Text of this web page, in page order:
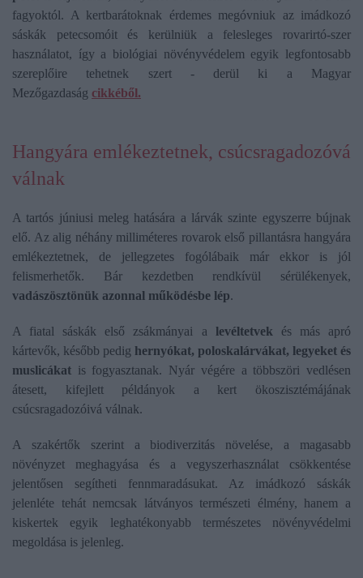
fagyoktól. A kertbarátoknak érdemes megóvniuk az imádkozó
sáskák petecsomóit és kerülniük a felesleges rovarirtó-szer
használatot, így a biológiai növényvédelem egyik legfontosabb
szereplőire tehetnek szert - derül ki a Magyar
Mezőgazdaság cikkéből.
Hangyára emlékeztetnek, csúcsragadozóvá
válnak
A tartós júniusi meleg hatására a lárvák szinte egyszerre bújnak
elő. Az alig néhány milliméteres rovarok első pillantásra hangyára
emlékeztetnek, de jellegzetes fogólábaik már ekkor is jól
felismerhetők. Bár kezdetben rendkívül sérülékenyek,
vadászösztönük azonnal működésbe lép.
A fiatal sáskák első zsákmányai a levéltetvek és más apró
kártevők, később pedig hernyókat, poloskalárvákat, legyeket és
muslicákat is fogyasztanak. Nyár végére a többszöri vedlésen
átesett, kifejlett példányok a kert ökoszisztémájának
csúcsragadozóivá válnak.
A szakértők szerint a biodiverzitás növelése, a magasabb
növényzet meghagyása és a vegyszerhasználat csökkentése
jelentősen segítheti fennmaradásukat. Az imádkozó sáskák
jelenléte tehát nemcsak látványos természeti élmény, hanem a
kiskertek egyik leghatékonyabb természetes növényvédelmi
megoldása is jelenleg.